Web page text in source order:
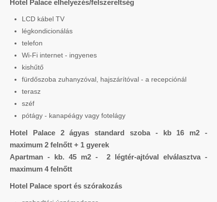
Hotel Palace elhelyezés/felszereltség
LCD kábel TV
légkondicionálás
telefon
Wi-Fi internet - ingyenes
kishűtő
fürdőszoba zuhanyzóval, hajszárítóval - a recepciónál
terasz
széf
pótágy - kanapéágy vagy fotelágy
Hotel Palace 2 ágyas standard szoba - kb 16 m2 -
maximum 2 felnőtt + 1 gyerek
Apartman - kb. 45 m2 - 2 légtér-ajtóval elválasztva -
maximum 4 felnőtt
Hotel Palace sport és szórakozás